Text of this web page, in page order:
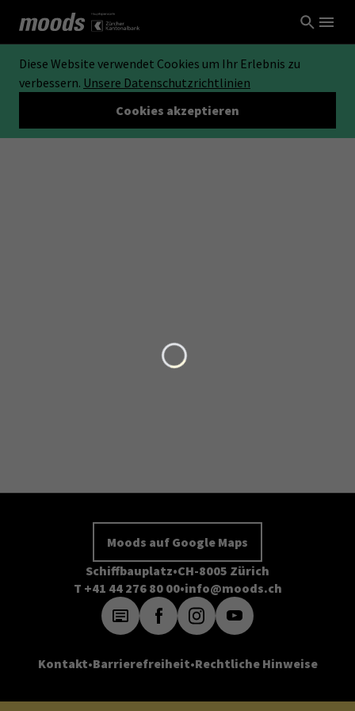
Diese Website verwendet Cookies um Ihr Erlebnis zu
verbessern. Unsere Datenschutzrichtlinien
Cookies akzeptieren
Moods auf Google Maps
Schiffbauplatz CH-8005 Zürich
T +41 44 276 80 00 info@moods.ch
Kontakt Barrierefreiheit Rechtliche Hinweise